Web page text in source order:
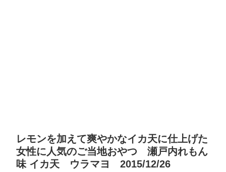
レモンを加えて爽やかなイカ天に仕上げた
女性に人気のご当地おやつ 瀬戸内れもん
味 イカ天 ウラマヨ 2015/12/26